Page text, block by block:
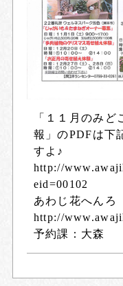
「１１月のみ
報」のPDFは下
すよ♪
http://
eid=00102
あわじ花へんろ
http://
予約課：大森